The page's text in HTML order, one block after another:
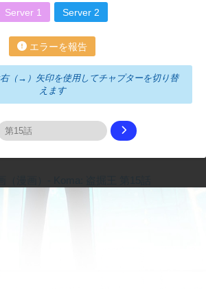
Server 1 Server 2
エラーを報告
（→）矢印を使用してチャプターを切り替
えます